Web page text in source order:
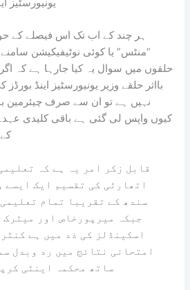
یونیورسٹیز
ہر چند کے اب تک اس فیصلے کے
“منٹس” یا کوئی نوٹیفیکیشن
حلقوں میں سوال یہ کیا جارہا ہے کہ
بااثر حلقے وزیر یونیورسٹیز اینڈ
نہیں ہے تو ان سے صرف چیئرمین
کیوں واپس لی گئی ہے باقی کلیدی عہدے
قابل زکر امر یہ ہے کہ
اتھارٹی کی تقسیم ایک ایسے
سندھ کے تقریبا تمام
جبکہ میرپورخاص اور
اسکینڈلز کی ذد میں ہے
امتحانی نتائج میں رد وبدل
ساتھ محکمہ اینٹی